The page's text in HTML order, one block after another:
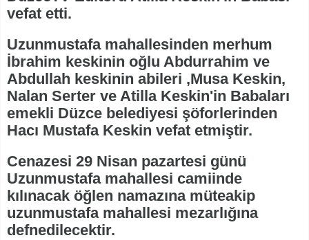
vefat etti.
Uzunmustafa mahallesinden merhum
İbrahim keskinin oğlu Abdurrahim ve
Abdullah keskinin abileri ,Musa Keskin,
Nalan Serter ve Atilla Keskin'in Babaları
emekli Düzce belediyesi şöforlerinden
Hacı Mustafa Keskin vefat etmiştir.
Cenazesi 29 Nisan pazartesi günü
Uzunmustafa mahallesi camiinde
kılınacak öğlen namazına müteakip
uzunmustafa mahallesi mezarlığına
defnedilecektir.